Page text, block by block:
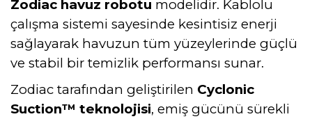
Zodiac havuz robotu modelidir. Kablolu
çalışma sistemi sayesinde kesintisiz enerji
sağlayarak havuzun tüm yüzeylerinde güçlü
ve stabil bir temizlik performansı sunar.
Zodiac tarafından geliştirilen Cyclonic
Suction™ teknolojisi, emiş gücünü sürekli